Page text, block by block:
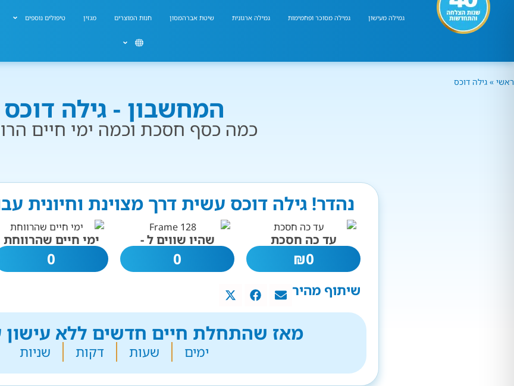
גמילה מעישון גמילה מסוכר ופחמימות גמילה ארגונית שיטת אברהמסון חנות המוצרים מגזין טיפולים נוספים
ראשי » גילה דוכס
המחשבון - גילה דוכס
כמה כסף חסכת וכמה ימי חיים
נהדר! גילה דוכס עשית דרך מצוינת וחיונית
עד כה חסכת
0
₪
שהיו שווים ל -
0
ימי חיים שהרווחת
0
שיתוף מהיר
מאז שהתחלת חיים חדשים ללא עישון
ימים שעות דקות שניות